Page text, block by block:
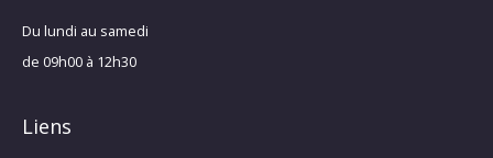
Du lundi au samedi
de 09h00 à 12h30
Liens